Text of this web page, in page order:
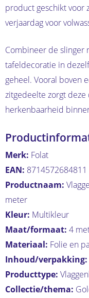
product geschikt voor
verjaardag voor
Combineer de slinger
tafeldecoratie in
geheel. Vooral boven
zitgedeelte zorgt
herkenbaarheid
Merk: Folat
EAN: 8714572684811
Productnaam:
meter
Kleur: Multikleur
Maat/formaat: 4
Materiaal: Folie en
Inhoud/verpakking:
Producttype:
Collectie/thema: